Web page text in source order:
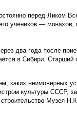
перед Ликом
учеников — монахов,
два года после
в Сибири.
каких неимоверных
культуры СССР,
Музея